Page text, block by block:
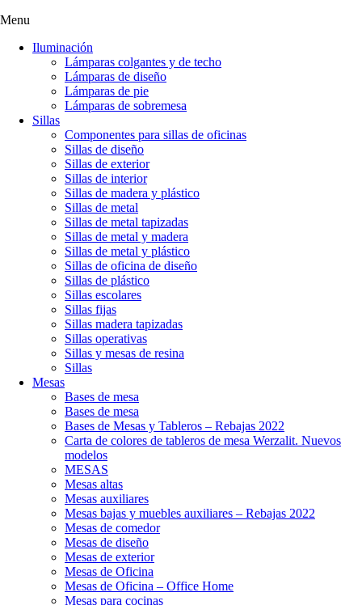
Menu
Iluminación
Lámparas colgantes y de techo
Lámparas de diseño
Lámparas de pie
Lámparas de sobremesa
Sillas
Componentes para sillas de oficinas
Sillas de diseño
Sillas de exterior
Sillas de interior
Sillas de madera y plástico
Sillas de metal
Sillas de metal tapizadas
Sillas de metal y madera
Sillas de metal y plástico
Sillas de oficina de diseño
Sillas de plástico
Sillas escolares
Sillas fijas
Sillas madera tapizadas
Sillas operativas
Sillas y mesas de resina
Sillas
Mesas
Bases de mesa
Bases de mesa
Bases de Mesas y Tableros – Rebajas 2022
Carta de colores de tableros de mesa Werzalit. Nuevos
modelos
MESAS
Mesas altas
Mesas auxiliares
Mesas bajas y muebles auxiliares – Rebajas 2022
Mesas de comedor
Mesas de diseño
Mesas de exterior
Mesas de Oficina
Mesas de Oficina – Office Home
Mesas para cocinas